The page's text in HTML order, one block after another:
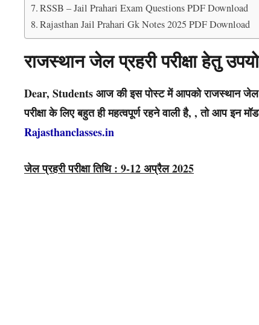
RSSB – Jail Prahari Exam Questions PDF Download
Rajasthan Jail Prahari Gk Notes 2025 PDF Download
राजस्थान जेल प्रहरी परीक्षा हेतु
Dear, Students आज की इस पोस्ट में आपको राजस्थान जेल
परीक्षा के लिए बहुत ही महत्वपूर्ण रहने वाली है, , तो आप
Rajasthanclasses.in
जेल प्रहरी परीक्षा तिथि : 9-12 अप्रैल 2025